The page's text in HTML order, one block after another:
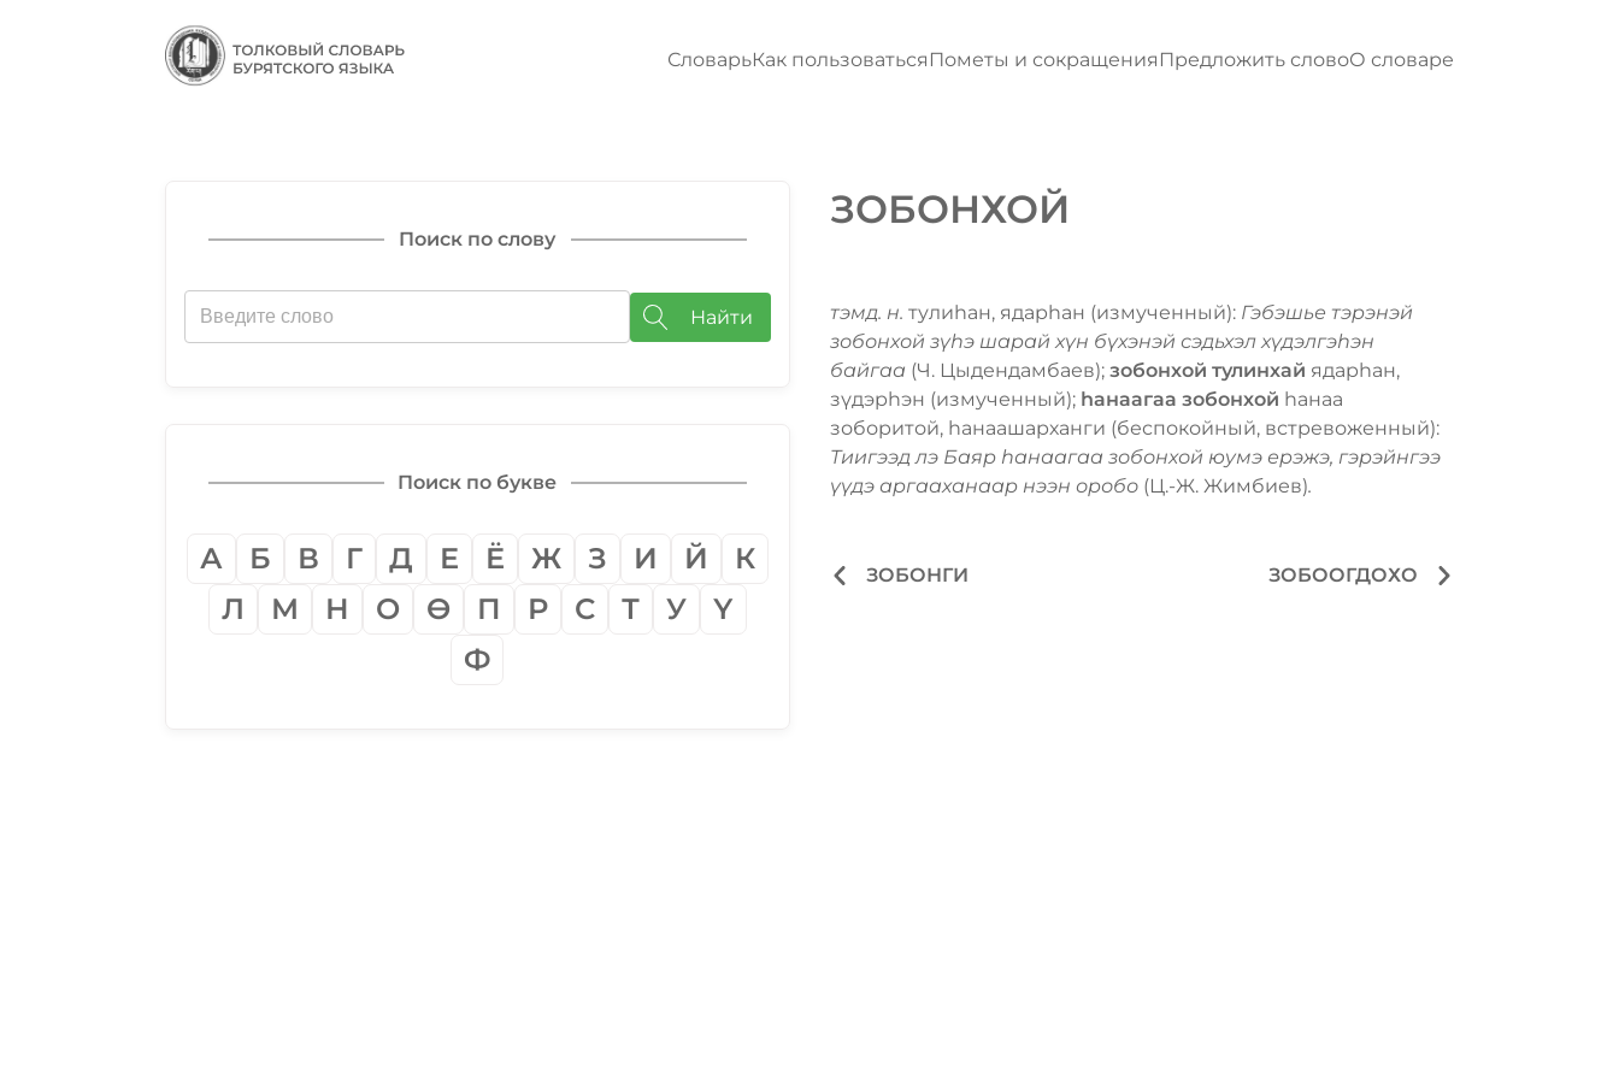
СловарьКак пользоваться Пометы и сокращения Предложить словоО словаре
Поиск по слову
Найти
Поиск по букве
А Б В Г Д Е Ё Ж З И Й
К
Л
М Н О Ѳ П Р С Т У
Ү
Ф
ЗОБОНХОЙ
тэмд. н. тулиһан, ядарһан (измученный):Гэбэшье тэрэнэй
зобонхой зүһэ шарай хүн бүхэнэй сэдьхэл хүдэлгэһэн
байгаа (Ч. Цыдендамбаев); зобонхой тулинхай ядарһан,
зүдэрһэн (измученный); һанаагаа зобонхой һанаа
зоборитой, һанаашарханги (беспокойный, встревоженный):
Тиигээд лэ Баяр һанаагаа зобонхой юумэ ерэжэ, гэрэйнгээ
үүдэ аргааханаар нээн оробо(Ц.-Ж. Жимбиев).
ЗОБОНГИ ЗОБООГДОХО